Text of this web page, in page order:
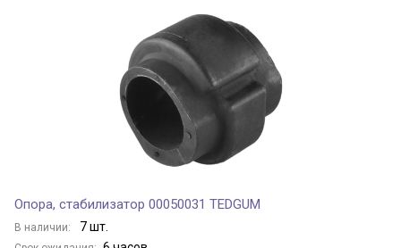
Опора, стабилизатор 00050031 TEDGUM
В наличии: 7 шт.